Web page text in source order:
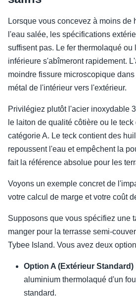
Lorsque vous concevez à moins de
l'eau salée, les spécifications
suffisent pas. Le fer thermolaqué
inférieure s'abîmeront rapidement.
moindre fissure microscopique
métal de l'intérieur vers l'extérieur.
Privilégiez plutôt l'acier inoxydable
le laiton de qualité côtière ou le
catégorie A. Le teck contient des
repoussent l'eau et empêchent la
fait la référence absolue pour les
Voyons un exemple concret de
votre calcul de marge et votre coût
Supposons que vous spécifiez une
manger pour la terrasse semi-
Tybee Island. Vous avez deux
Option A (Extérieur Standard)
aluminium thermolaqué d'un
standard.